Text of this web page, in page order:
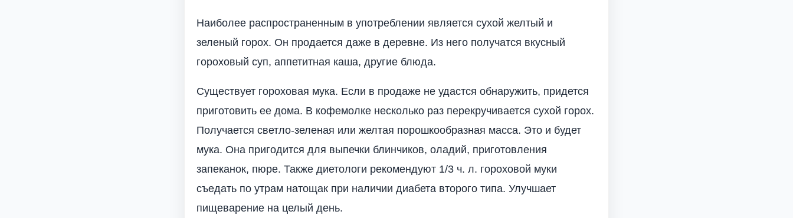
Наиболее распространенным в употреблении является сухой желтый и
зеленый горох. Он продается даже в деревне. Из него получатся вкусный
гороховый суп, аппетитная каша, другие блюда.
Существует гороховая мука. Если в продаже не удастся обнаружить, придется
приготовить ее дома. В кофемолке несколько раз перекручивается сухой горох.
Получается светло-зеленая или желтая порошкообразная масса. Это и будет
мука. Она пригодится для выпечки блинчиков, оладий, приготовления
запеканок, пюре. Также диетологи рекомендуют 1/3 ч. л. гороховой муки
съедать по утрам натощак при наличии диабета второго типа. Улучшает
пищеварение на целый день.